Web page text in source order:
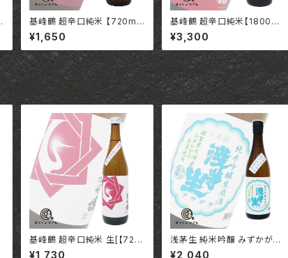
基峰鶴 超辛口純米 【720m
l】/ 佐賀 合資会社基山商店
¥1,650
基峰鶴 超辛口純米【1800m
l】/ 佐賀 合資会社基山商店
¥3,300
基峰鶴 超辛口純米 生[【720
ml】/ 佐賀 合資会社基山商店
¥1,730
浅茅生 純米吟醸 みずかがみ
無濾過生原酒 【720ml】/ 滋
¥2,040